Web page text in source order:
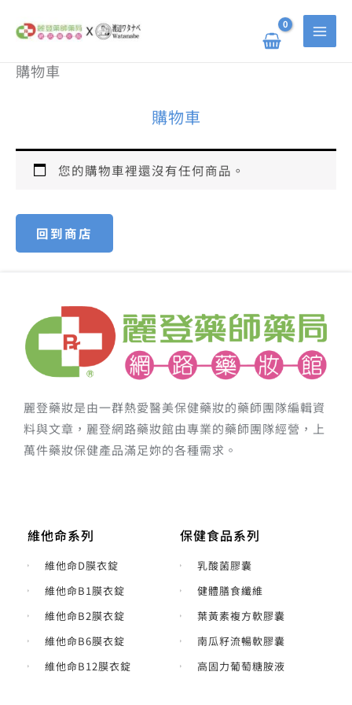
購物車
購物車
您的購物車裡還沒有任何商品。
回到商店
麗登藥妝是由一群熱愛醫美保健藥妝的藥師團隊編輯資
料與文章，麗登網路藥妝館由專業的藥師團隊經營，上
萬件藥妝保健產品滿足妳的各種需求。
維他命系列
維他命D膜衣錠
維他命B1膜衣錠
維他命B2膜衣錠
維他命B6膜衣錠
維他命B12膜衣錠
保健食品系列
乳酸菌膠囊
健體膳食纖維
葉黃素複方軟膠囊
南瓜籽流暢軟膠囊
高固力葡萄糖胺液